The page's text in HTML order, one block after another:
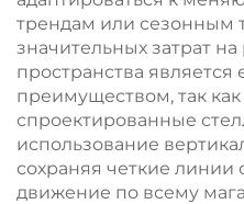
трендам или сезонным
значительных затрат
пространства
преимуществом, так
спроектированные
использование
сохраняя четкие
движение по всему